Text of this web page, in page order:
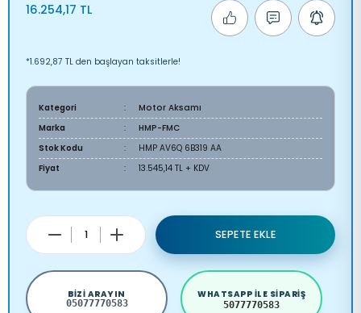
16.254,17 TL
*1.692,87 TL den başlayan taksitlerle!
Kategori
Motor Aksamı
Marka
HMP-FMC
Stok Kodu
HMP AV6Q 6B319 AA
Fiyat
13.545,14 TL + KDV
SEPETE EKLE
BIZI ARAYIN
05077770583
WHATSAPP ILE SIPARIŞ
5077770583